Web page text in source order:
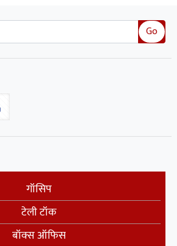
Go
गॉसिप
टेली टॉक
बॉक्स ऑफिस